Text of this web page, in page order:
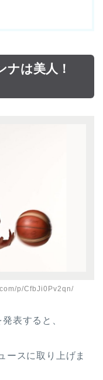
ナは美人！
p/CfbJi0Pv2qn/
表すると、
ースに取り上げま